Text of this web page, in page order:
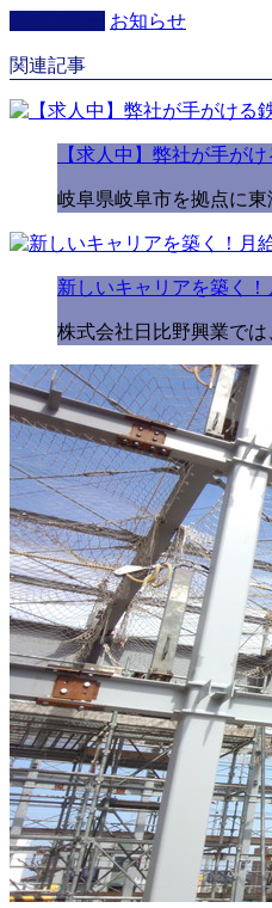
お知らせ
関連記事
【求人中】弊社が手が
岐阜県岐阜市を拠点に
新しいキャリアを築く
株式会社日比野興業で